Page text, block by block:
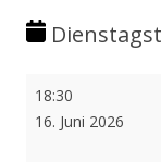
18:30
16. Juni 2026